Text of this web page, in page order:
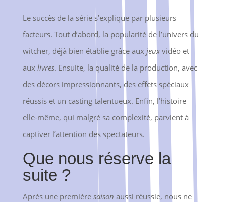
Le succès de la série s’explique par plusieurs
facteurs. Tout d’abord, la popularité de l’univers du
witcher, déjà bien établie grâce aux jeuxvidéo et
aux livres. Ensuite, la qualité de la production, avec
des décors impressionnants, des effets spéciaux
réussis et un casting talentueux. Enfin, l’histoire
elle-même, qui malgré sa complexité, parvient à
captiver l’attention des spectateurs.
Que nous réserve la
suite ?
Après une première saison aussi réussie, nous ne